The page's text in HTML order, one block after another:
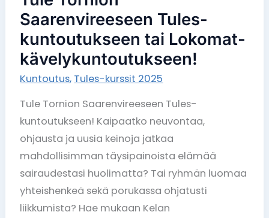
Saarenvireeseen Tules-
kuntoutukseen tai Lokomat-
kävelykuntoutukseen!
Kuntoutus, Tules-kurssit 2025
Tule Tornion Saarenvireeseen Tules-
kuntoutukseen! Kaipaatko neuvontaa,
ohjausta ja uusia keinoja jatkaa
mahdollisimman täysipainoista elämää
sairaudestasi huolimatta? Tai ryhmän luomaa
yhteishenkeä sekä porukassa ohjatusti
liikkumista? Hae mukaan Kelan